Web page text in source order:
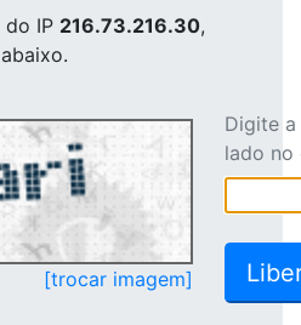
do IP 216.73.216.30,
[trocar imagem]
Digite
lado no